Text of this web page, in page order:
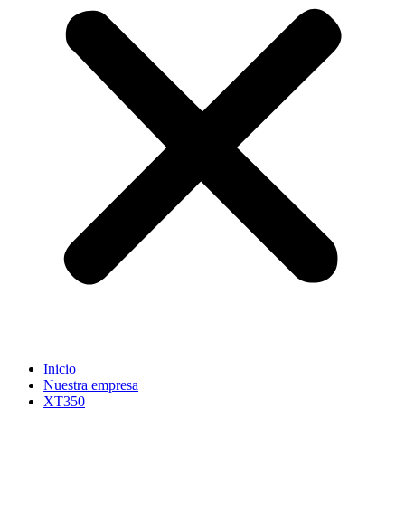
Inicio
Nuestra empresa
XT350